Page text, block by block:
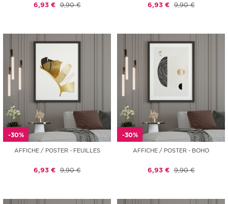
6,93 € 9,90 € 6,93 € 9,90 €
-30%
AFFICHE / POSTER - FEUILLES
6,93 € 9,90 €
-30%
AFFICHE / POSTER - BOHO
6,93 € 9,90 €